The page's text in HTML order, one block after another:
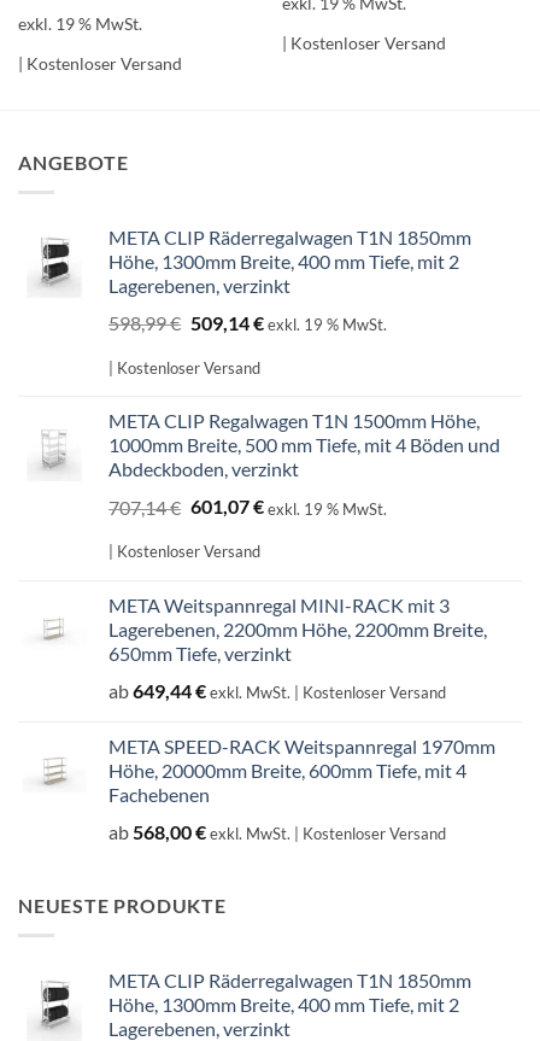
exkl. 19 % MwSt.
| Kostenloser Versand
| Kostenloser Versand
ANGEBOTE
META CLIP Räderregalwagen T1N 1850mm
Höhe, 1300mm Breite, 400 mm Tiefe, mit 2
Lagerebenen, verzinkt
598,99€ Ursprünglicher
Preis
war:
509,14€Aktueller
exkl. 19 % MwSt.
| Kostenloser Versand
META CLIP Regalwagen T1N 1500mm Höhe,
1000mm Breite, 500 mm Tiefe, mit 4 Böden und
Abdeckboden, verzinkt
707,14€ Ursprünglicher
war:
601,07€Aktueller
exkl. 19 % MwSt.
| Kostenloser Versand
META Weitspannregal MINI-RACK mit 3
Lagerebenen, 2200mm Höhe, 2200mm Breite,
650mm Tiefe, verzinkt
ab649,44€exkl. MwSt. | Kostenloser Versand
META SPEED-RACK Weitspannregal 1970mm
Höhe, 20000mm Breite, 600mm Tiefe, mit 4
Fachebenen
ab568,00€exkl. MwSt. | Kostenloser Versand
NEUESTE PRODUKTE
META CLIP Räderregalwagen T1N 1850mm
Höhe, 1300mm Breite, 400 mm Tiefe, mit 2
Lagerebenen, verzinkt